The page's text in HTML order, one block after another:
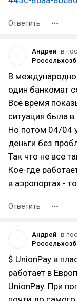
Ответить
Андрей в
В
один банкомат
Все время
ситуация была в
Но потом 04/04
деньги без
Так что не все
Кое-где
в аэропортах -
Ответить
Андрей в
$ UnionPay в
работает в
UnionPay. При